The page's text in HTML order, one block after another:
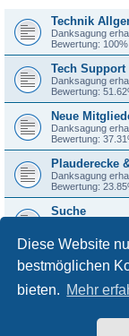
Diese Website
bestmöglichen
bieten. Mehr
Technik
Danksagung
Bewertung: 100%
Tech Support
Danksagung
Bewertung:
Neue
Danksagung
Bewertung:
Plauderecke
Danksagung
Bewertung:
Suche